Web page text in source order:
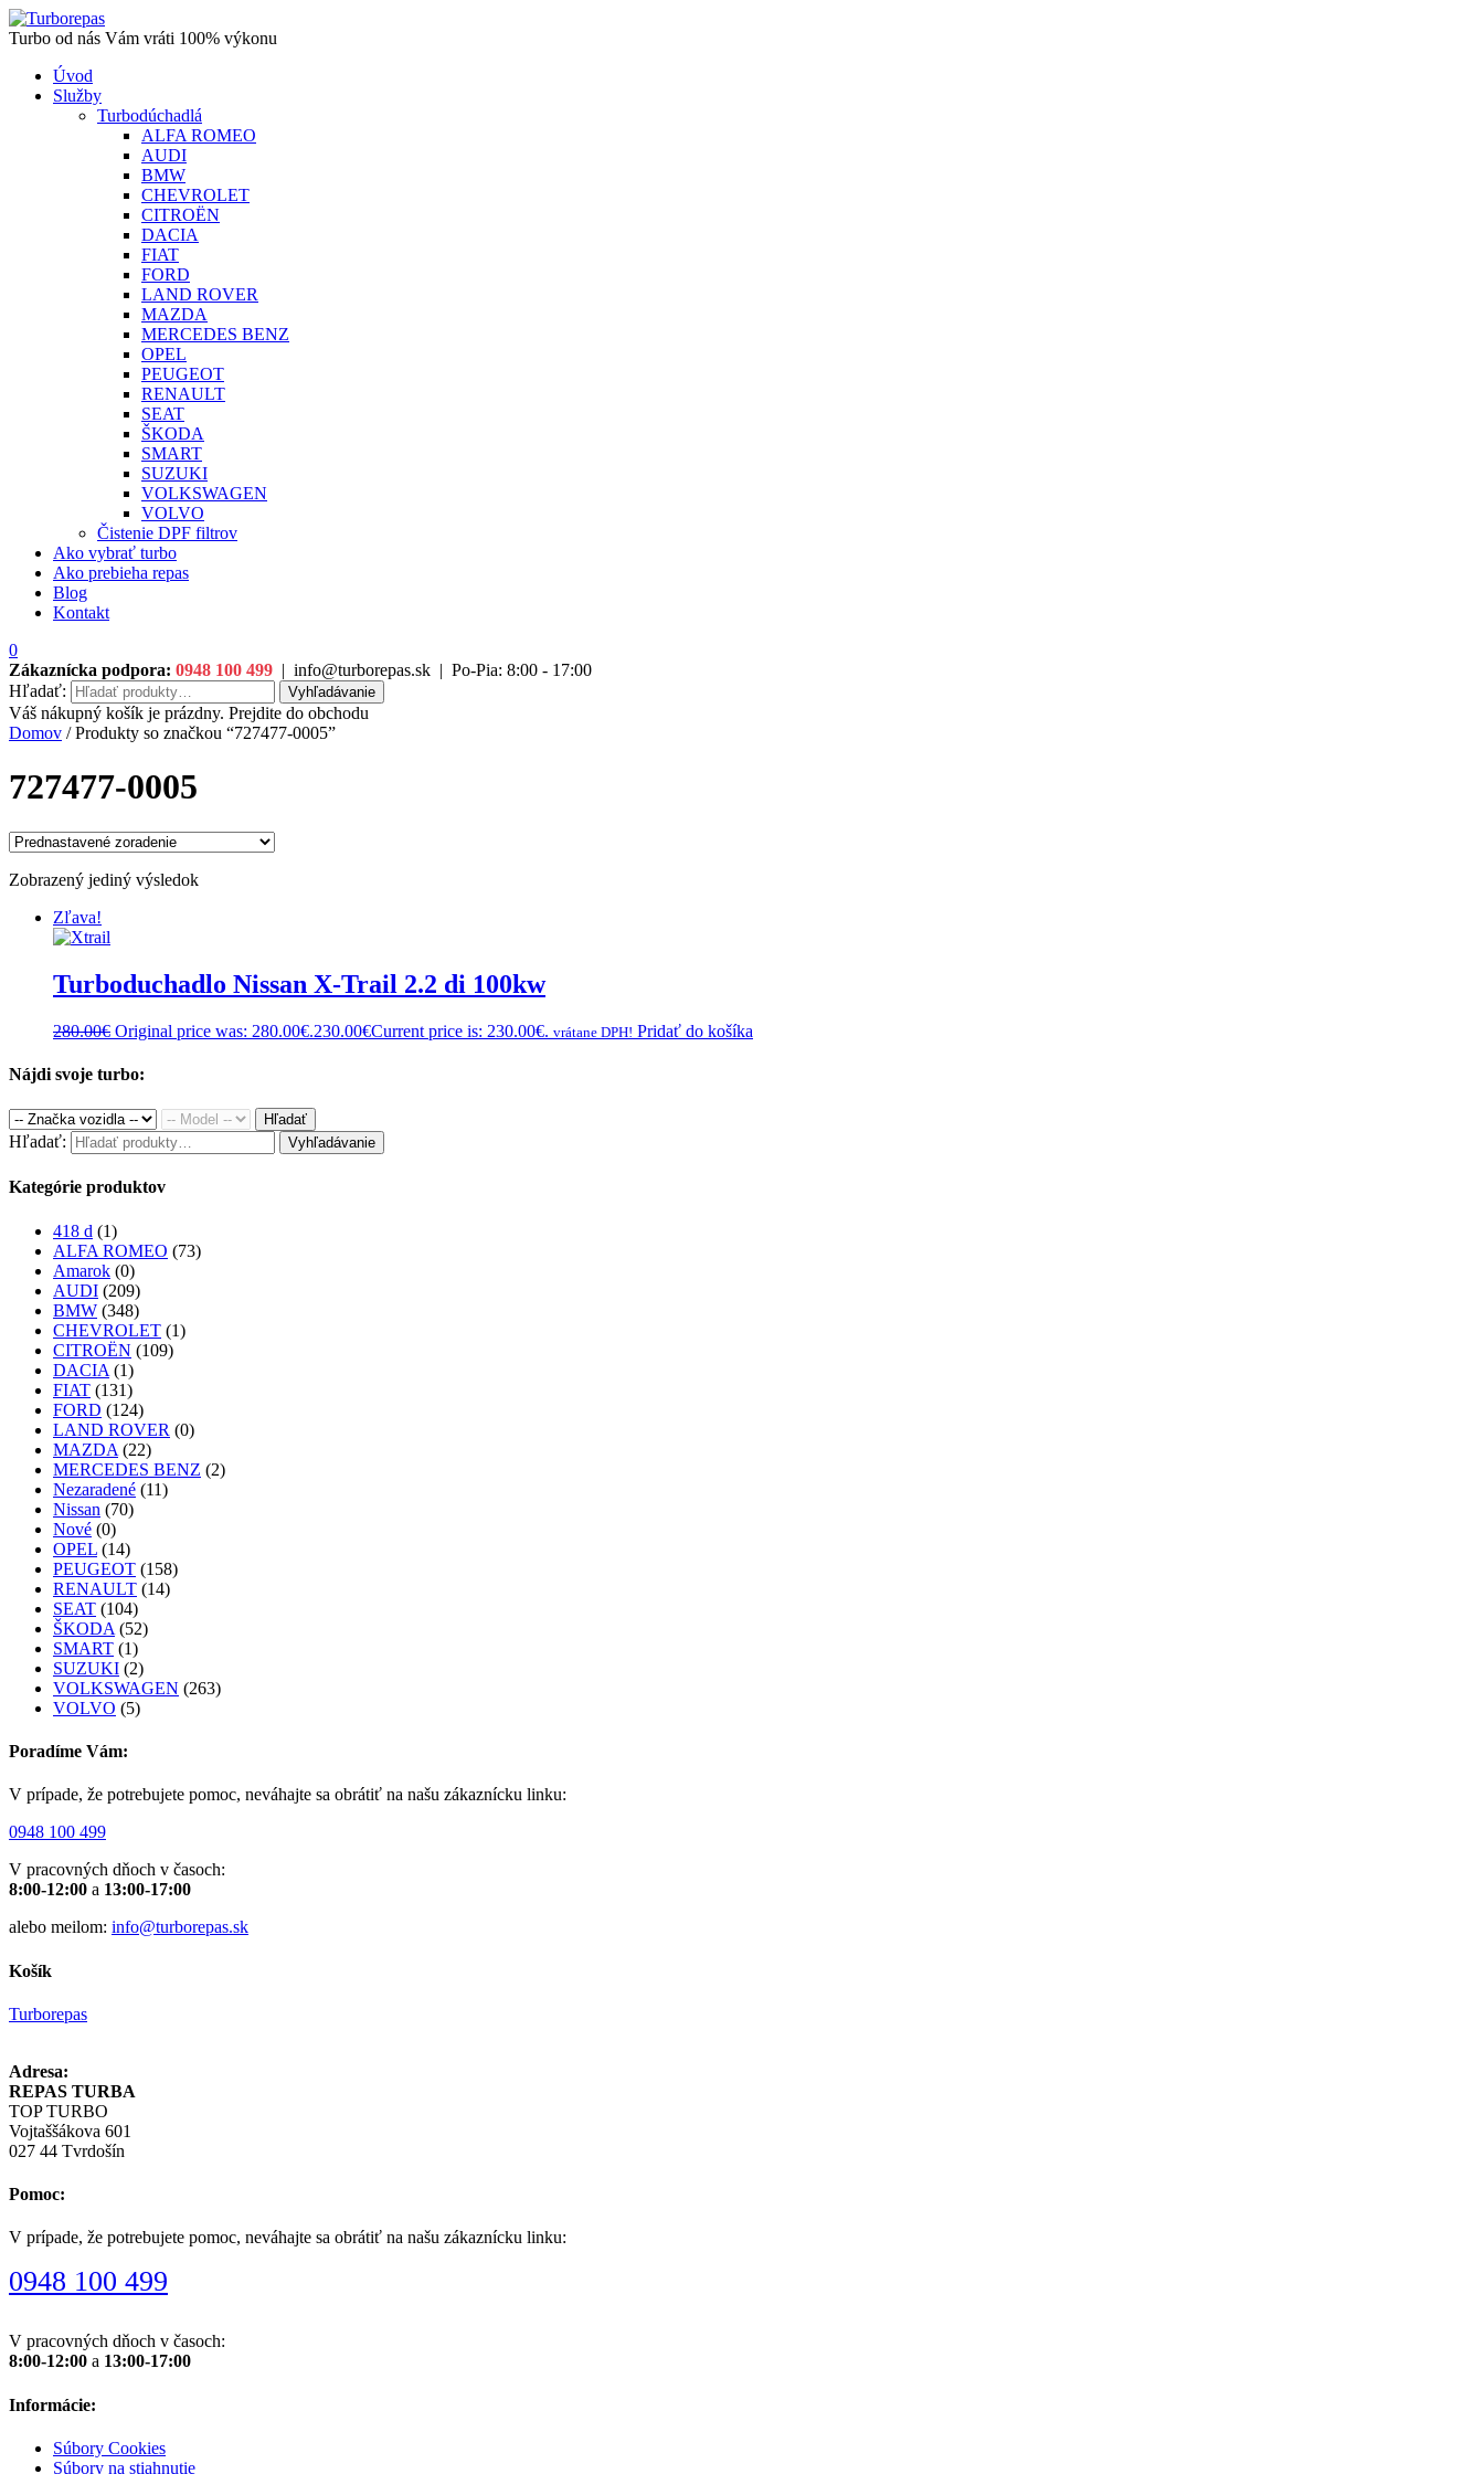
Turbo od nás Vám vráti 100% výkonu
Úvod
Služby
Turbodúchadlá
ALFA ROMEO
AUDI
BMW
CHEVROLET
CITROËN
DACIA
FIAT
FORD
LAND ROVER
MAZDA
MERCEDES BENZ
OPEL
PEUGEOT
RENAULT
SEAT
ŠKODA
SMART
SUZUKI
VOLKSWAGEN
VOLVO
Čistenie DPF filtrov
Ako vybrať turbo
Ako prebieha repas
Blog
Kontakt
0
Zákaznícka podpora: 0948 100 499 | info@turborepas.sk | Po-Pia: 8:00 - 17:00
Hľadať:
Vyhľadávanie
Váš nákupný košík je prázdny. Prejdite do obchodu
Domov / Produkty so značkou “727477-0005”
727477-0005
Zobrazený jediný výsledok
Zľava!
Turboduchadlo Nissan X-Trail 2.2 di 100kw
280.00€ Original price was: 280.00€.230.00€Current price is: 230.00€. vrátane DPH! Pridať do košíka
Nájdi svoje turbo:
Hľadať
Hľadať: Vyhľadávanie
Kategórie produktov
418 d (1)
ALFA ROMEO (73)
Amarok (0)
AUDI (209)
BMW (348)
CHEVROLET (1)
CITROËN (109)
DACIA (1)
FIAT (131)
FORD (124)
LAND ROVER (0)
MAZDA (22)
MERCEDES BENZ (2)
Nezaradené (11)
Nissan (70)
Nové (0)
OPEL (14)
PEUGEOT (158)
RENAULT (14)
SEAT (104)
ŠKODA (52)
SMART (1)
SUZUKI (2)
VOLKSWAGEN (263)
VOLVO (5)
Poradíme Vám:
V prípade, že potrebujete pomoc, neváhajte sa obrátiť na našu zákaznícku linku:
0948 100 499
V pracovných dňoch v časoch:
8:00-12:00 a 13:00-17:00
alebo meilom: info@turborepas.sk
Košík
Turborepas
Adresa:
REPAS TURBA
TOP TURBO
Vojtaššákova 601
027 44 Tvrdošín
Pomoc:
V prípade, že potrebujete pomoc, neváhajte sa obrátiť na našu zákaznícku linku:
0948 100 499
V pracovných dňoch v časoch:
8:00-12:00 a 13:00-17:00
Informácie:
Súbory Cookies
Súbory na stiahnutie